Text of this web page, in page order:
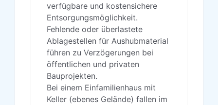
verfügbare und kostensichere
Entsorgungsmöglichkeit.
Fehlende oder überlastete
Ablagestellen für Aushubmaterial
führen zu Verzögerungen bei
öffentlichen und privaten
Bauprojekten.
Bei einem Einfamilienhaus mit
Keller (ebenes Gelände) fallen im